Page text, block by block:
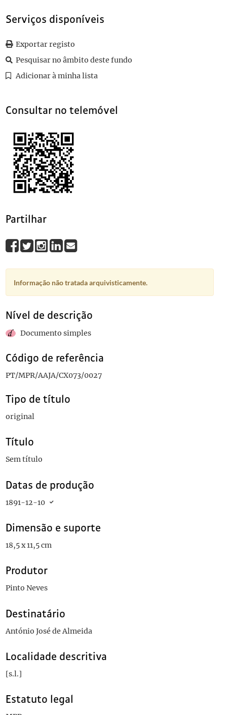
Sem título
1892-01
0032
Sem título
0104 Sem título 1919-08-30
Serviços disponíveis
Exportar registo
Pesquisar no âmbito deste fundo
Adicionar à minha lista
Consultar no telemóvel
Partilhar
Informação não tratada arquivisticamente.
Nível de descrição
Documento simples
Código de referência
PT/MPR/AAJA/CX073/0027
Tipo de título
original
Título
Sem título
Datas de produção
1891-12-10
Dimensão e suporte
18,5 x 11,5 cm
Produtor
Pinto Neves
Destinatário
António José de Almeida
Localidade descritiva
[s.l.]
Estatuto legal